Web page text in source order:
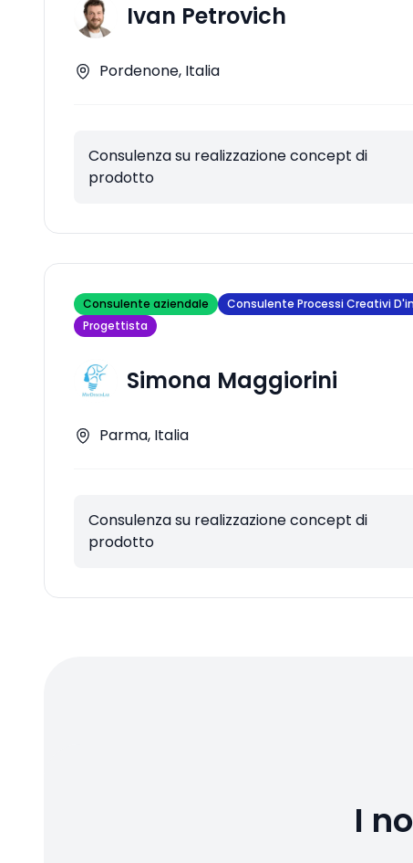
Ivan Petrovich
Pordenone, Italia
Consulenza su realizzazione concept di
prodotto
Consulente aziendale Consulente Processi Creativi
Progettista
Simona Maggiorini
Parma, Italia
Consulenza su realizzazione concept di
prodotto
I